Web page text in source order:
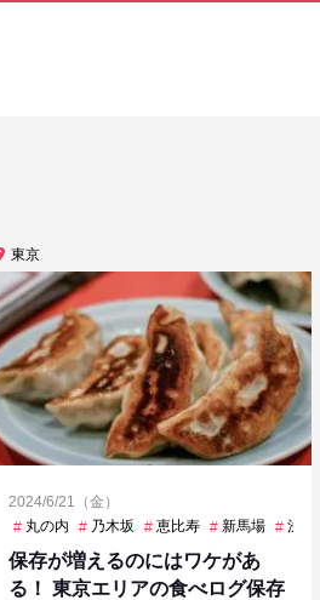
清澄白河 清瀬 町田 練馬高野台 西太子堂
東京
2024/6/21（金）
丸の内
乃木坂 恵比寿 新馬場 浅草
保存が増えるのにはワケがあ
る！ 東京エリアの食べログ保存